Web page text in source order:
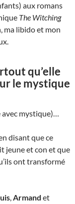
aux romans
The Witching
ma libido et mon
qu’elle
le mystique
avec mystique)…
disant que ce
jeune et con et que
ont transformé
,Armand et